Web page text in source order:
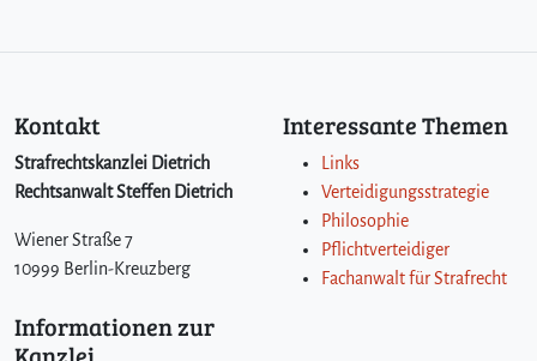
Kontakt
Strafrechtskanzlei Dietrich
Rechtsanwalt Steffen Dietrich
Wiener Straße 7
10999 Berlin-Kreuzberg
Interessante Themen
Links
Verteidigungsstrategie
Philosophie
Pflichtverteidiger
Fachanwalt für Strafrecht
Informationen zur